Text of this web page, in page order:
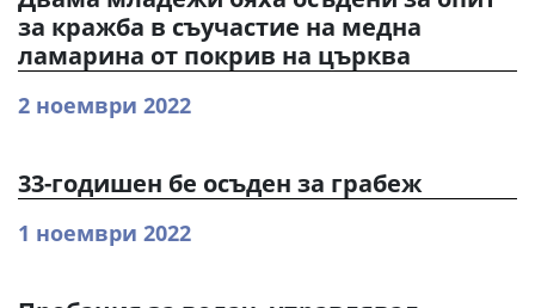
за кражба в съучастие на медна
ламарина от покрив на църква
2 ноември 2022
33-годишен бе осъден за грабеж
1 ноември 2022